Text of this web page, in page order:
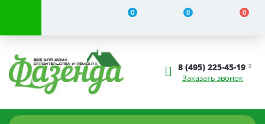
0 0 0
8 (495) 225-45-19
Заказать звонок